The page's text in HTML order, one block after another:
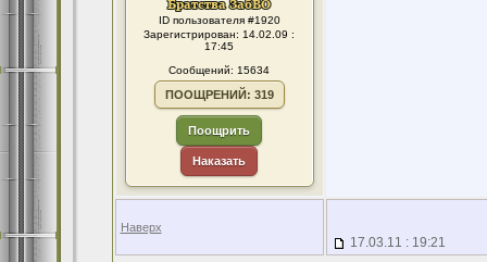
ID пользователя #1920
Зарегистрирован: 14.02.09 :
17:45
Сообщений: 15634
ПООЩРЕНИЙ: 319
Поощрить
Наказать
Наверх
17.03.11 : 19:21